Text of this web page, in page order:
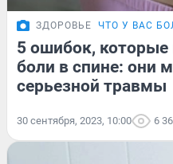
ЗДОРОВЬЕ ЧТО У ВАС
5 ошибок,
боли в спине: они
серьезной травмы
30 сентября, 2023, 10:00 6